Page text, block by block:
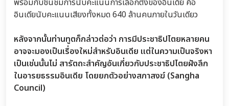
พร้อมกับชื่นชมการนับคะแนนการเลือกตั้งของอินเดีย คือ
อินเดียนับคะแนนเสียงทั้งหมด 640 ล้านคนภายในวันเดียว
หลังจากนั้นท่านทูตก็กล่าวต่อว่า การมีประชาธิปไตยหลายคน
อาจจะมองเป็นเรื่องใหม่สำหรับอินเดีย แต่ในความเป็นจริงหา
เป็นเช่นนั้นไม่ สารัตถะสำคัญอันเกี่ยวกับประชาธิปไตยฝังลึก
ในอารยธรรมอินเดีย โดยยกตัวอย่างสภาสงฆ์ (Sangha
Council)